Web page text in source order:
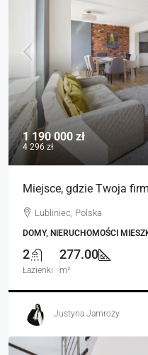
1 190 000 zł
4 296 zł
Miejsce, gdzie Twoja
Lubliniec, Polska
DOMY, NIERUCHOMOŚCI
2
Łazienki
277.00
m²
Justyna Jamroży